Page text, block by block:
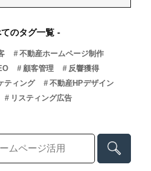
のタグ一覧
不動産ホームページ制作
顧客管理
反響獲得
ティング
不動産HPデザイン
リスティング広告